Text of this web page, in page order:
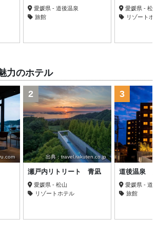
愛媛県 - 道後温泉
旅館
愛媛県 - 松
リゾートホ
力のホテル
出典：travel.rakuten.co.jp
2
瀬戸内リトリート 青凪
愛媛県 - 松山
リゾートホテル
3
道後温泉
愛媛県 - 道
旅館